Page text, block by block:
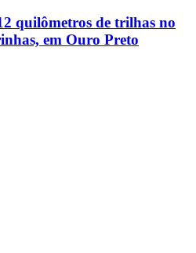
quilômetros de trilhas no
em Ouro Preto